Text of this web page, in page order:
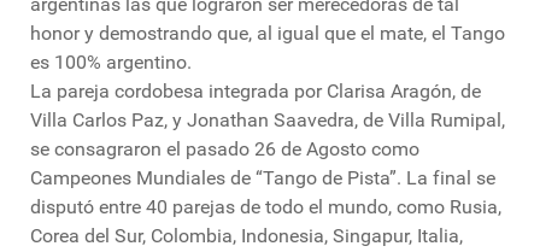
honor y demostrando que, al igual que el mate, el Tango
es 100% argentino.
La pareja cordobesa integrada por Clarisa Aragón, de
Villa Carlos Paz, y Jonathan Saavedra, de Villa Rumipal,
se consagraron el pasado 26 de Agosto como
Campeones Mundiales de “Tango de Pista”. La final se
disputó entre 40 parejas de todo el mundo, como Rusia,
Corea del Sur, Colombia, Indonesia, Singapur, Italia,